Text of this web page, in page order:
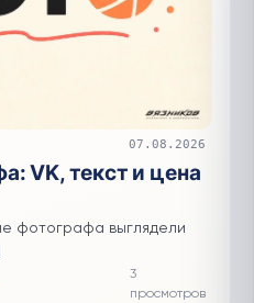
07.08.2026
VK, текст и цена
фотографа выглядели
3
просмотров